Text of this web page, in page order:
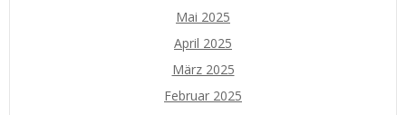
Mai 2025
April 2025
März 2025
Februar 2025